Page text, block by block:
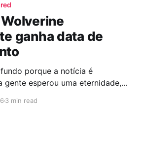
ganha data de
porque a notícia é
gente esperou uma eternidade,
3 min read